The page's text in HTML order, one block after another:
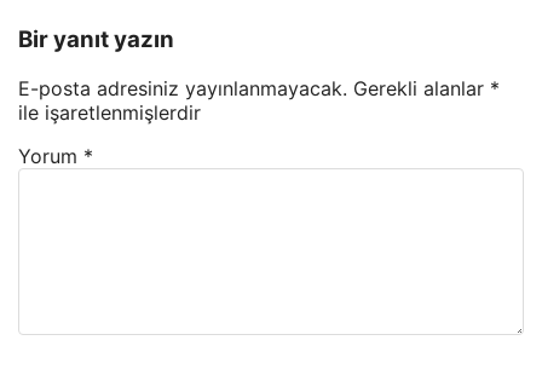
Bir yanıt yazın
E-posta adresiniz yayınlanmayacak. Gerekli alanlar *
ile işaretlenmişlerdir
Yorum *